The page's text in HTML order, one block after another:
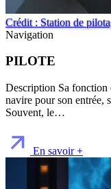
Crédit : Station de
Navigation
PILOTE
Description Sa fonction
navire pour son entrée,
Souvent, le…
En savoir +